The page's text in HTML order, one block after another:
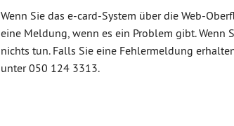
Wenn Sie das e-card-System über die Web-
eine Meldung, wenn es ein Problem gibt. Wenn
nichts tun. Falls Sie eine Fehlermeldung
unter 050 124 3313.